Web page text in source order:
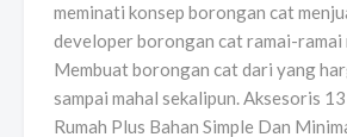
meminati konsep borongan cat
developer borongan cat ramai-ramai
Membuat borongan cat dari yang
sampai mahal sekalipun. Aksesoris
Rumah Plus Bahan Simple Dan